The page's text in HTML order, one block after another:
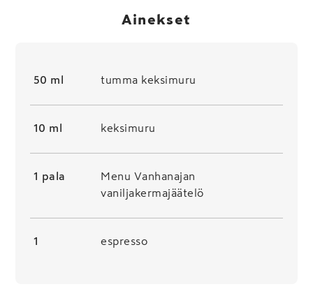
Ainekset
50 ml tumma keksimuru
10 ml keksimuru
1 pala
Menu Vanhanajan
vaniljakermajäätelö
1 espresso